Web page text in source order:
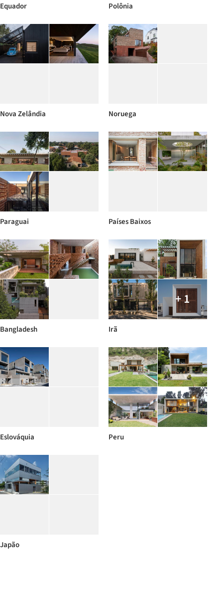
Equador Polônia
Nova Zelândia Noruega
Paraguai Países Baixos
Bangladesh
+ 1
Irã
Eslováquia Peru
Japão